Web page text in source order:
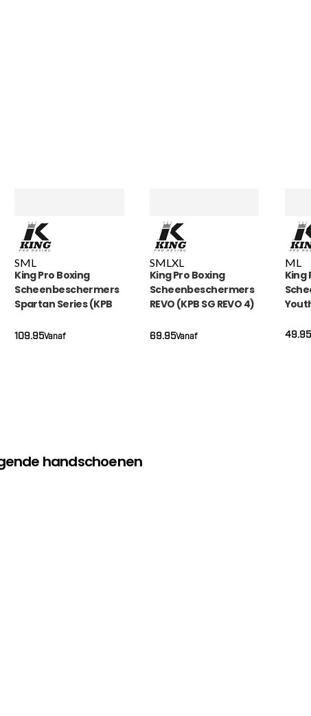
SML
King Pro Boxing
Scheenbeschermers
Spartan Series (KPB
Vanaf
109.95
SMLXL
King Pro Boxing
Scheenbeschermers
REVO (KPB SG REVO 4)
Vanaf
69.95
ML
King
49.95
handschoenen